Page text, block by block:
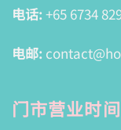
电话: +65 6734
电邮:
门市营业时间